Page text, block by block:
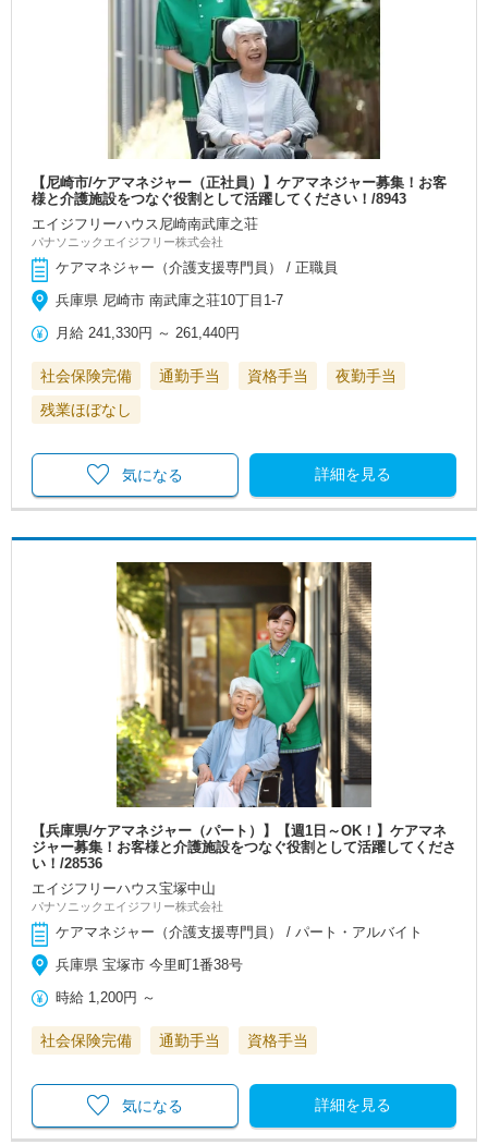
【尼崎市/ケアマネジャー（正社員）】ケアマネジャー募集！お客
様と介護施設をつなぐ役割として活躍してください！/8943
エイジフリーハウス尼崎南武庫之荘
パナソニックエイジフリー株式会社
ケアマネジャー（介護支援専門員） / 正職員
兵庫県 尼崎市 南武庫之荘10丁目1-7
月給 241,330円 ～ 261,440円
社会保険完備 通勤手当 資格手当
夜勤手当
残業ほぼなし
詳細を見る
気になる
【兵庫県/ケアマネジャー（パート）】【週1日～OK！】ケアマネ
ジャー募集！お客様と介護施設をつなぐ役割として活躍してくださ
い！/28536
エイジフリーハウス宝塚中山
パナソニックエイジフリー株式会社
ケアマネジャー（介護支援専門員） / パート・アルバイト
兵庫県 宝塚市 今里町1番38号
時給 1,200円 ～
社会保険完備 通勤手当 資格手当
詳細を見る
気になる